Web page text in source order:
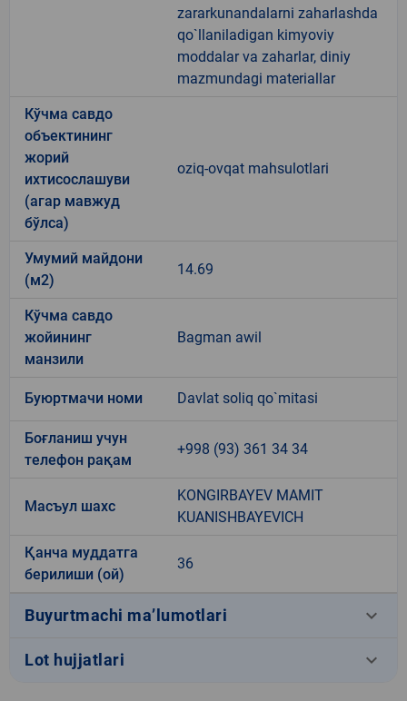
zararkunandalarni zaharlashda
qo`llaniladigan kimyoviy
moddalar va zaharlar, diniy
mazmundagi materiallar
Кўчма савдо
объектининг
жорий
ихтисослашуви
(агар мавжуд
бўлса)
oziq-ovqat mahsulotlari
Умумий майдони
(м2)
14.69
Кўчма савдо
жойининг
манзили
Bagman awil
Буюртмачи номи Davlat soliq qo`mitasi
Боғланиш учун
телефон рақам
+998 (93) 361 34 34
Масъул шахс
KONGIRBAYEV MAMIT
KUANISHBAYEVICH
Қанча муддатга
берилиши (ой)
36
Buyurtmachi ma’lumotlari keyboard_arrow_down
Lot hujjatlari keyboard_arrow_down